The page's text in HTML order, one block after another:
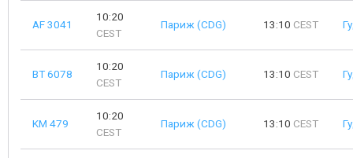
AF 3041
10:20
CEST
Париж (CDG) 13:10 CEST
BT 6078
10:20
CEST
Париж (CDG) 13:10 CEST
KM 479
10:20
CEST
Париж (CDG) 13:10 CEST